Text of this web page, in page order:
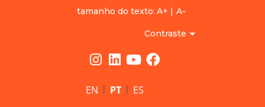
tamanho do texto: A+ | A-
Contraste
EN | PT | ES